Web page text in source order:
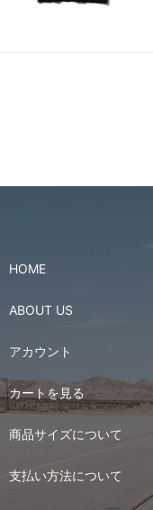
HOME
ABOUT US
アカウント
カートを見る
商品サイズについて
支払い方法について